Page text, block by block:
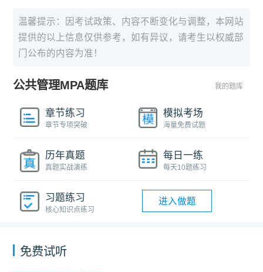
温馨提示：因考试政策、内容不断变化与调整，本网站
提供的以上信息仅供参考，如有异议，请考生以权威部
门公布的内容为准！
公共管理MPA题库 我的题库
章节练习
章节专项突破
模拟考场
海量免费试题
历年真题
真题实战演练
每日一练
每天10题练习
习题练习
核心知识点练习
进入做题
免费试听